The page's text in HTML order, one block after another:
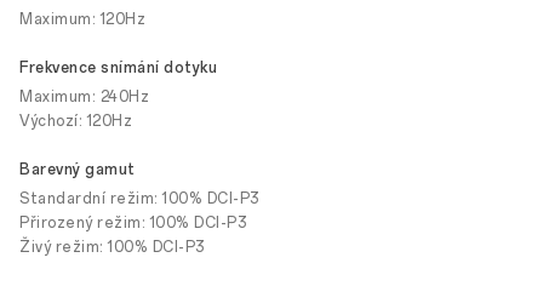
Maximum: 120Hz
Frekvence snímání dotyku
Maximum: 240Hz
Výchozí: 120Hz
Barevný gamut
Standardní režim: 100% DCI-P3
Přirozený režim: 100% DCI-P3
Živý režim: 100% DCI-P3